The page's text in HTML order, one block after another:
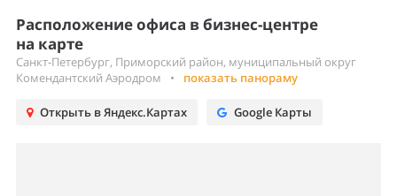
Расположение офиса в бизнес-центре
на карте
Санкт-Петербург, Приморский район, муниципальный округ
Комендантский Аэродром
• показать панораму
Открыть в Яндекс.Картах Google Карты